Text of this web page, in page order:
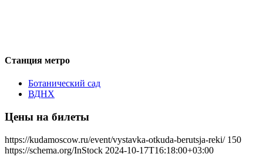
Станция метро
Ботанический сад
ВДНХ
Цены на билеты
https://kudamoscow.ru/event/vystavka-otkuda-berutsja-reki/ 150
https://schema.org/InStock 2024-10-17T16:18:00+03:00